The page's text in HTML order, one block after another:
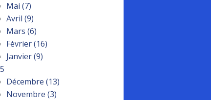
Mai (7)
Avril (9)
Mars (6)
Février(16)
Janvier(9)
Décembre (13)
Novembre (3)